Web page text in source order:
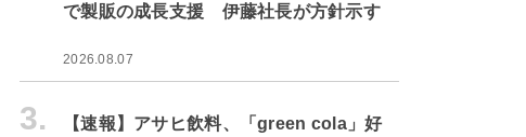
で製販の成長支援 伊藤社長が方針示す
2026.08.07
3.
【速報】アサヒ飲料、「green cola」好